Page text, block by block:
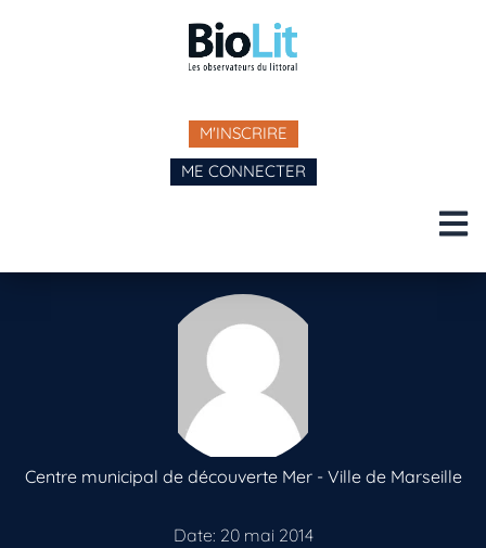
M'INSCRIRE
ME CONNECTER
Centre municipal de découverte Mer - Ville de Marseille
Date: 20 mai 2014